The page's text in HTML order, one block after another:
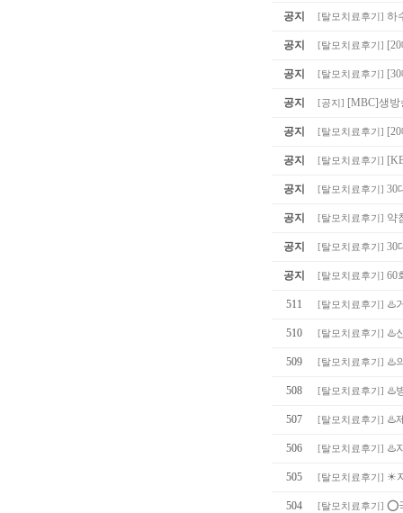
공지 [탈모치료후기 ] 하
공지 [탈모치료후기 ]
공지 [탈모치료후기 ]
공지 [공지 ] [MBC]생방
공지 [탈모치료후기 ]
공지 [탈모치료후기 ]
공지 [탈모치료후기 ] 30
공지 [탈모치료후기 ] 약
공지 [탈모치료후기 ] 30
공지 [탈모치료후기 ] 60
511 [탈모치료후기 ] ♨️
510 [탈모치료후기 ] ♨️
509 [탈모치료후기 ] ♨️
508 [탈모치료후기 ] ♨️
507 [탈모치료후기 ] ♨️
506 [탈모치료후기 ] ♨️
505 [탈모치료후기 ] ☀
504 [탈모치료후기 ] ⭕️